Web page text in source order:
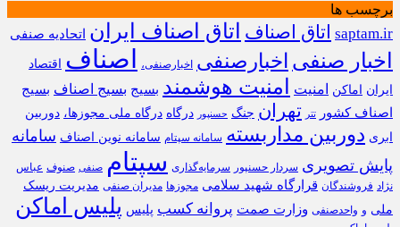
برچسب ها
saptam.ir اتاق اصناف اتاق اصناف ایران اتحادیه صنفی
اخبار صنفی اخبارصنفی اخبارصنفی، اصناف
اقتصاد
ایران
اماکن امنیت امنیت هوشمند بسیج بسیج اصناف بسیج
اصناف کشور
تتر تهران جنگ حسنپور درگاه درگاه ملی مجوزها، دوربین
ابری دوربین مداربسته سامانه سپتام سامانه نوین اصناف سامانه
پایش تصویری سردار حسنپور سرمایه‌گذاری سپتام صنفی صنوف عباس
نژاد فروشندگان قرارگاه شهید سلامی مجوزها مدیران صنفی مدیریت ریسک
ملی و واحدصنفی وزارت صمت پروانه کسب پلیس پلیس اماکن